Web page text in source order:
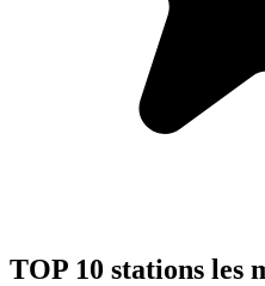
TOP 10 stations les